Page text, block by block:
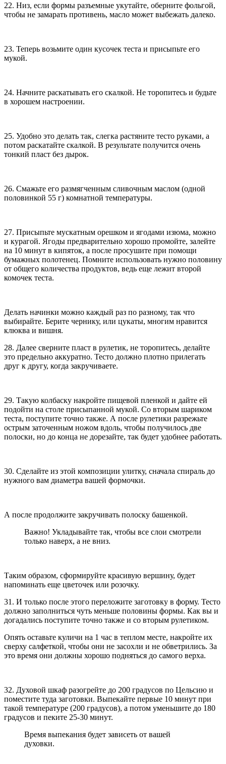
22. Низ, если формы разъемные укутайте, оберните фольгой,
чтобы не замарать противень, масло может выбежать далеко.
23. Теперь возьмите один кусочек теста и присыпьте его
мукой.
24. Начните раскатывать его скалкой. Не торопитесь и будьте
в хорошем настроении.
25. Удобно это делать так, слегка растяните тесто руками, а
потом раскатайте скалкой. В результате получится очень
тонкий пласт без дырок.
26. Смажьте его размягченным сливочным маслом (одной
половинкой 55 г) комнатной температуры.
27. Присыпьте мускатным орешком и ягодами изюма, можно
и курагой. Ягоды предварительно хорошо промойте, залейте
на 10 минут в кипяток, а после просушите при помощи
бумажных полотенец. Помните использовать нужно половину
от общего количества продуктов, ведь еще лежит второй
комочек теста.
Делать начинки можно каждый раз по разному, так что
выбирайте. Берите чернику, или цукаты, многим нравится
клюква и вишня.
28. Далее сверните пласт в рулетик, не торопитесь, делайте
это предельно аккуратно. Тесто должно плотно прилегать
друг к другу, когда закручиваете.
29. Такую колбаску накройте пищевой пленкой и дайте ей
подойти на столе присыпанной мукой. Со вторым шариком
теста, поступите точно также. А после рулетики разрежьте
острым заточенным ножом вдоль, чтобы получилось две
полоски, но до конца не дорезайте, так будет удобнее работать.
30. Сделайте из этой композиции улитку, сначала спираль до
нужного вам диаметра вашей формочки.
А после продолжите закручивать полоску башенкой.
Важно! Укладывайте так, чтобы все слои смотрели
только наверх, а не вниз.
Таким образом, сформируйте красивую вершину, будет
напоминать еще цветочек или розочку.
31. И только после этого переложите заготовку в форму. Тесто
должно заполниться чуть меньше половины формы. Как вы и
догадались поступите точно также и со вторым рулетиком.
Опять оставьте куличи на 1 час в теплом месте, накройте их
сверху салфеткой, чтобы они не засохли и не обветрились. За
это время они должны хорошо подняться до самого верха.
32. Духовой шкаф разогрейте до 200 градусов по Цельсию и
поместите туда заготовки. Выпекайте первые 10 минут при
такой температуре (200 градусов), а потом уменьшите до 180
градусов и пеките 25-30 минут.
Время выпекания будет зависеть от вашей
духовки.